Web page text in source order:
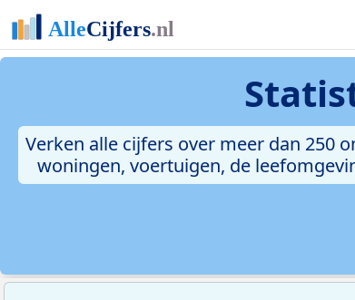
Verken alle cijfers over meer dan 250
woningen, voertuigen, de